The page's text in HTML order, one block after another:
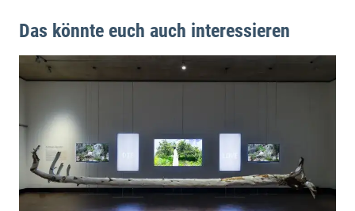
Das könnte euch auch interessieren